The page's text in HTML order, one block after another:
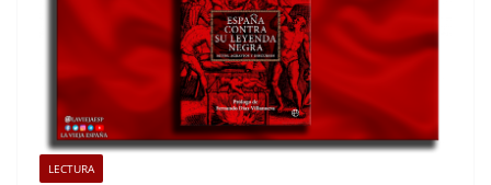
LECTURA